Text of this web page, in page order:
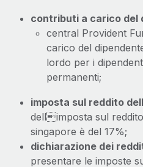
contributi a carico del
central Provident
carico del
lordo per i
permanenti;
imposta sul reddito
dellimposta sul
singapore è del 17%;
dichiarazione dei
presentare le imposte